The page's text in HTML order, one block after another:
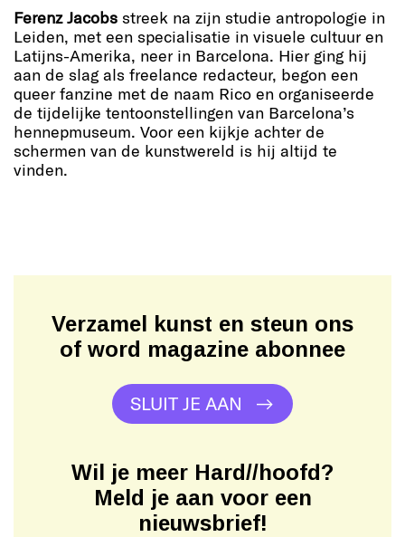
Ferenz Jacobs streek na zijn studie antropologie in
Leiden, met een specialisatie in visuele cultuur en
Latijns-Amerika, neer in Barcelona. Hier ging hij
aan de slag als freelance redacteur, begon een
queer fanzine met de naam Rico en organiseerde
de tijdelijke tentoonstellingen van Barcelona’s
hennepmuseum. Voor een kijkje achter de
schermen van de kunstwereld is hij altijd te
vinden.
Verzamel kunst en steun ons
of word magazine abonnee
SLUIT JE AAN
Wil je meer Hard//hoofd?
Meld je aan voor een
nieuwsbrief!